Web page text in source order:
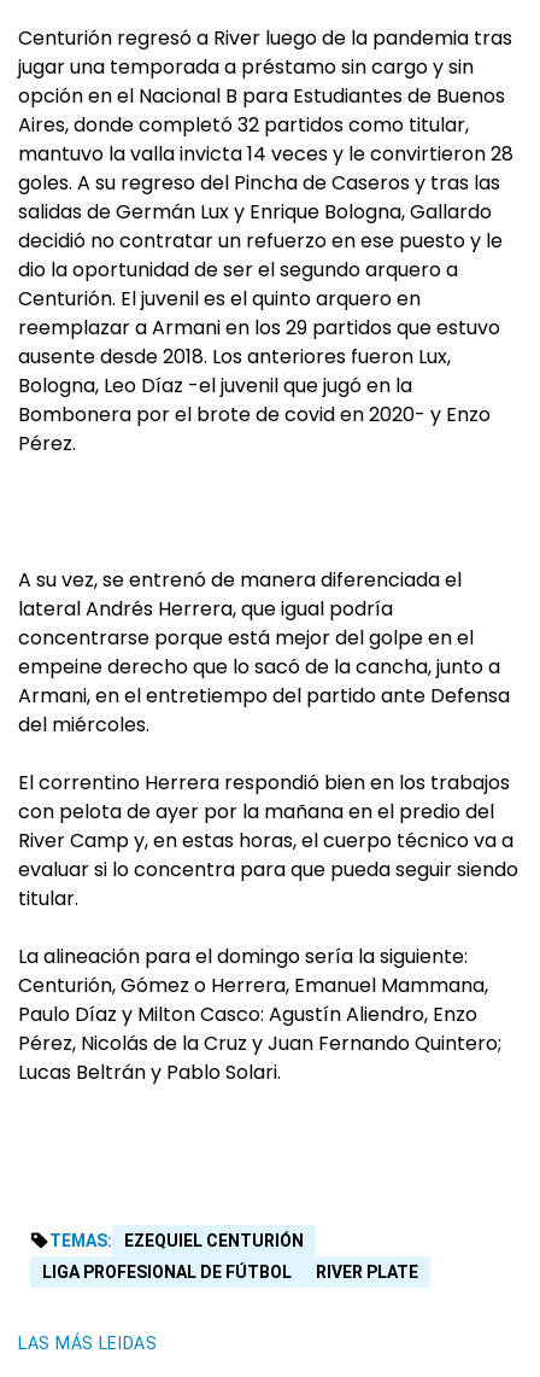
Centurión regresó a River luego de la pandemia tras
jugar una temporada a préstamo sin cargo y sin
opción en el Nacional B para Estudiantes de Buenos
Aires, donde completó 32 partidos como titular,
mantuvo la valla invicta 14 veces y le convirtieron 28
goles. A su regreso del Pincha de Caseros y tras las
salidas de Germán Lux y Enrique Bologna, Gallardo
decidió no contratar un refuerzo en ese puesto y le
dio la oportunidad de ser el segundo arquero a
Centurión. El juvenil es el quinto arquero en
reemplazar a Armani en los 29 partidos que estuvo
ausente desde 2018. Los anteriores fueron Lux,
Bologna, Leo Díaz -el juvenil que jugó en la
Bombonera por el brote de covid en 2020- y Enzo
Pérez.
A su vez, se entrenó de manera diferenciada el
lateral Andrés Herrera, que igual podría
concentrarse porque está mejor del golpe en el
empeine derecho que lo sacó de la cancha, junto a
Armani, en el entretiempo del partido ante Defensa
del miércoles.
El correntino Herrera respondió bien en los trabajos
con pelota de ayer por la mañana en el predio del
River Camp y, en estas horas, el cuerpo técnico va a
evaluar si lo concentra para que pueda seguir siendo
titular.
La alineación para el domingo sería la siguiente:
Centurión, Gómez o Herrera, Emanuel Mammana,
Paulo Díaz y Milton Casco: Agustín Aliendro, Enzo
Pérez, Nicolás de la Cruz y Juan Fernando Quintero;
Lucas Beltrán y Pablo Solari.
TEMAS:
EZEQUIEL CENTURIÓN
LIGA PROFESIONAL DE FÚTBOL
RIVER PLATE
LAS MÁS LEIDAS